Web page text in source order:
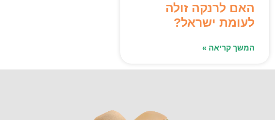
האם לרנקה זולה
לעומת ישראל?
המשך קריאה »